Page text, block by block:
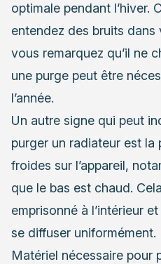
optimale pendant l’hiver.
entendez des bruits
vous remarquez qu’il ne
une purge peut être
l’année.
Un autre signe qui peut
purger un radiateur est la
froides sur l’appareil,
que le bas est chaud.
emprisonné à l’intérieur
se diffuser uniformément.
Matériel nécessaire pour